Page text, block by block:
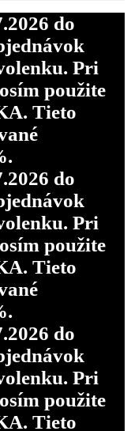
do
Pri
použite
Tieto
do
Pri
použite
Tieto
do
Pri
použite
Tieto